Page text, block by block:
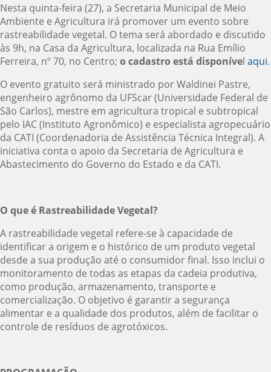
Nesta quinta-feira (27), a Secretaria Municipal de Meio
Ambiente e Agricultura irá promover um evento sobre
rastreabilidade vegetal. O tema será abordado e discutido
às 9h, na Casa da Agricultura, localizada na Rua Emílio
Ferreira, nº 70, no Centro; o cadastro está disponível aqui.
O evento gratuito será ministrado por Waldinei Pastre,
engenheiro agrônomo da UFScar (Universidade Federal de
São Carlos), mestre em agricultura tropical e subtropical
pelo IAC (Instituto Agronômico) e especialista agropecuário
da CATI (Coordenadoria de Assistência Técnica Integral). A
iniciativa conta o apoio da Secretaria de Agricultura e
Abastecimento do Governo do Estado e da CATI.
O que é Rastreabilidade Vegetal?
A rastreabilidade vegetal refere-se à capacidade de
identificar a origem e o histórico de um produto vegetal
desde a sua produção até o consumidor final. Isso inclui o
monitoramento de todas as etapas da cadeia produtiva,
como produção, armazenamento, transporte e
comercialização. O objetivo é garantir a segurança
alimentar e a qualidade dos produtos, além de facilitar o
controle de resíduos de agrotóxicos.